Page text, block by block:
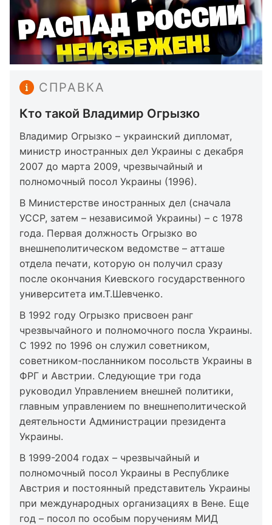
СПРАВКА
Кто такой Владимир Огрызко
Владимир Огрызко – украинский дипломат,
министр иностранных дел Украины с декабря
2007 до марта 2009, чрезвычайный и
полномочный посол Украины (1996).
В Министерстве иностранных дел (сначала
УССР, затем – независимой Украины) – с 1978
года. Первая должность Огрызко во
внешнеполитическом ведомстве – атташе
отдела печати, которую он получил сразу
после окончания Киевского государственного
университета им.Т.Шевченко.
В 1992 году Огрызко присвоен ранг
чрезвычайного и полномочного посла Украины.
С 1992 по 1996 он служил советником,
советником-посланником посольств Украины в
ФРГ и Австрии. Следующие три года
руководил Управлением внешней политики,
главным управлением по внешнеполитической
деятельности Администрации президента
Украины.
В 1999-2004 годах – чрезвычайный и
полномочный посол Украины в Республике
Австрия и постоянный представитель Украины
при международных организациях в Вене. Еще
год – посол по особым поручениям МИД